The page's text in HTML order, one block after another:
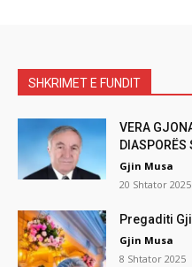
SHKRIMET E FUNDIT
VERA
DIASPORËS
Gjin Musa
20 Shtator 2025
Pregaditi
Gjin Musa
8 Shtator 2025